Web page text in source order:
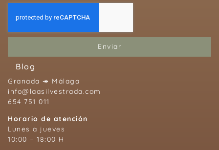
Enviar
Blog
Granada ↠ Málaga
info@laasilvestrada.com
654 751 011
Horario de atención
Lunes a jueves
10:00 – 18:00 H